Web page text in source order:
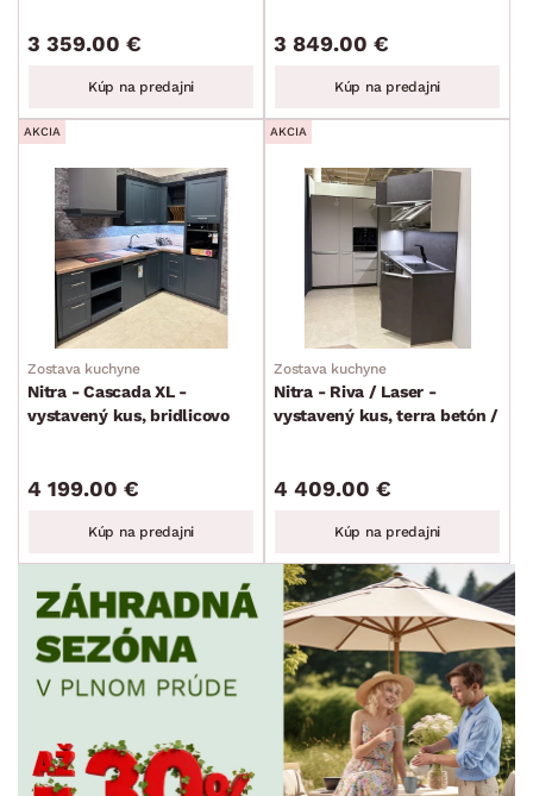
3 359.00 €
Kúp na predajni
3 849.00 €
Kúp na predajni
AKCIA
Zostava kuchyne
Nitra - Cascada XL -
vystavený kus, bridlicovo
4 199.00 €
Kúp na predajni
AKCIA
Zostava kuchyne
Nitra - Riva / Laser -
vystavený kus, terra betón /
4 409.00 €
Kúp na predajni